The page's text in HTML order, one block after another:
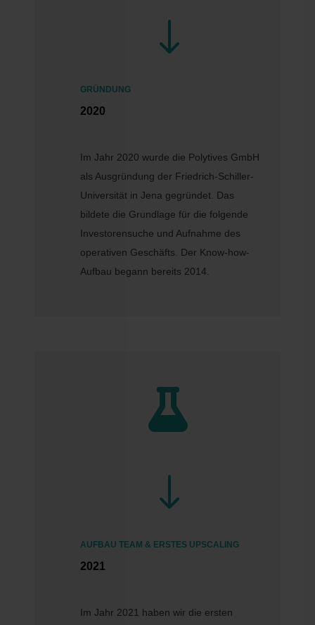
"
GRÜNDUNG
2020
Im Jahr 2020 wurde die Polytives GmbH
als Ausgründung der Friedrich-Schiller-
Universität in Jena gegründet. Das
bildete die Grundlage für die folgende
Investorensuche und Aufnahme des
operativen Geschäfts. Der Know-how-
Aufbau begann bereits 2014.

"
AUFBAU TEAM & ERSTES UPSCALING
2021
Im Jahr 2021 haben wir die ersten